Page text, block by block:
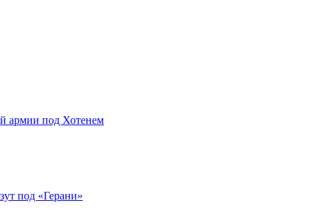
армии под Хотенем
под «Герани»